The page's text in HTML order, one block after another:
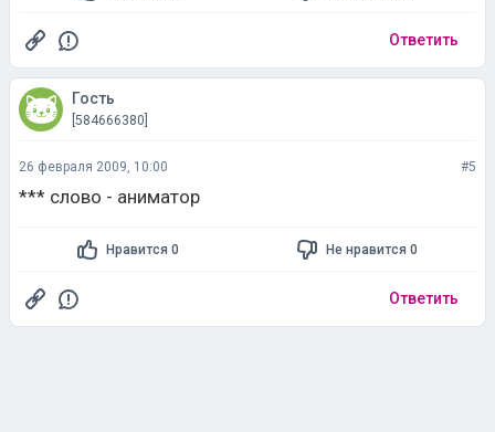
Ответить
Гость
[584666380]
26 февраля 2009, 10:00 #5
*** слово - аниматор
Нравится 0 Не нравится 0
Ответить